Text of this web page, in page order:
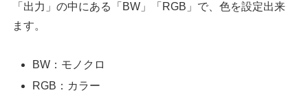
「出力」の中にある「BW」「RGB」で、色を設定出来
ます。
BW：モノクロ
RGB：カラー